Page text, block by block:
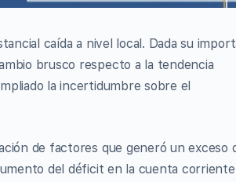
caída a nivel local. Dada su
brusco respecto a la tendencia
la incertidumbre sobre el
de factores que generó un exceso
del déficit en la cuenta